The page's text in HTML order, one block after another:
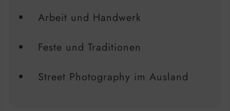
Arbeit und Handwerk
Feste und Traditionen
Street Photography im Ausland